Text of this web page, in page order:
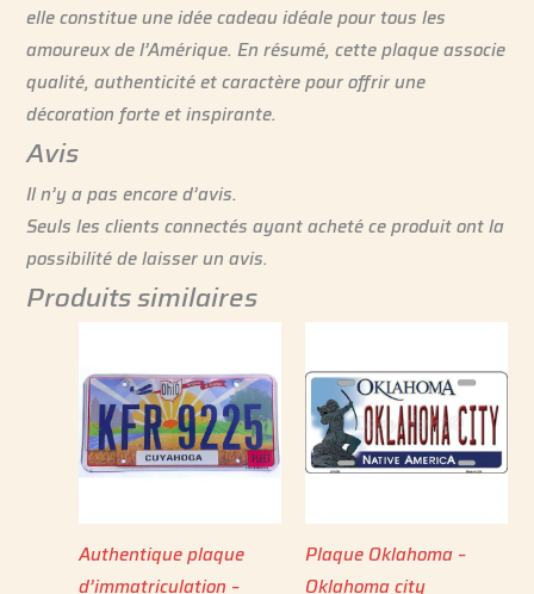
elle constitue une idée cadeau idéale pour tous les
amoureux de l’Amérique. En résumé, cette plaque associe
qualité, authenticité et caractère pour offrir une
décoration forte et inspirante.
Avis
Il n’y a pas encore d’avis.
Seuls les clients connectés ayant acheté ce produit ont la
possibilité de laisser un avis.
Produits similaires
Authentique plaque
d’immatriculation –
Plaque Oklahoma –
Oklahoma city